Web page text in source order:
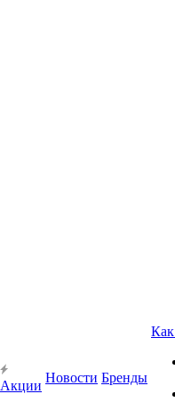
Акции
Новости Бренды